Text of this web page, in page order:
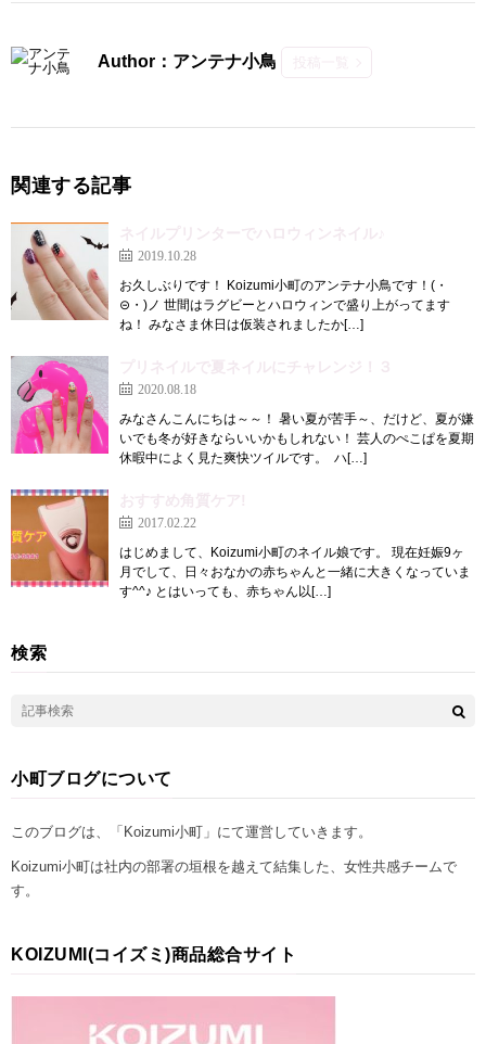
Author：アンテナ小鳥
関連する記事
2019.10.28
お久しぶりです！ Koizumi小町のアンテナ小鳥です！(・
⊝・)ノ 世間はラグビーとハロウィンで盛り上がってます
ね！ みなさま休日は仮装されましたか[…]
2020.08.18
みなさんこんにちは～～！ 暑い夏が苦手～、だけど、夏が嫌
いでも冬が好きならいいかもしれない！ 芸人のぺこぱを夏期
休暇中によく見た爽快ツイルです。 ハ[…]
2017.02.22
はじめまして、Koizumi小町のネイル娘です。 現在妊娠9ヶ
月でして、日々おなかの赤ちゃんと一緒に大きくなっていま
す^^♪ とはいっても、赤ちゃん以[…]
検索
小町ブログについて
このブログは、「Koizumi小町」にて運営していきます。
Koizumi小町は社内の部署の垣根を越えて結集した、女性共感チームで
す。
KOIZUMI(コイズミ)商品総合サイト